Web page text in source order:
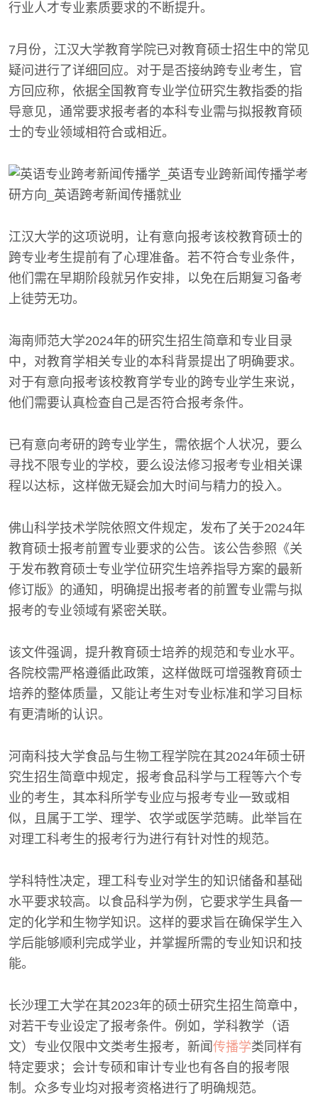
行业人才专业素质要求的不断提升。
7月份，江汉大学教育学院已对教育硕士招生中的常见
疑问进行了详细回应。对于是否接纳跨专业考生，官
方回应称，依据全国教育专业学位研究生教指委的指
导意见，通常要求报考者的本科专业需与拟报教育硕
士的专业领域相符合或相近。
江汉大学的这项说明，让有意向报考该校教育硕士的
跨专业考生提前有了心理准备。若不符合专业条件，
他们需在早期阶段就另作安排，以免在后期复习备考
上徒劳无功。
海南师范大学2024年的研究生招生简章和专业目录
中，对教育学相关专业的本科背景提出了明确要求。
对于有意向报考该校教育学专业的跨专业学生来说，
他们需要认真检查自己是否符合报考条件。
已有意向考研的跨专业学生，需依据个人状况，要么
寻找不限专业的学校，要么设法修习报考专业相关课
程以达标，这样做无疑会加大时间与精力的投入。
佛山科学技术学院依照文件规定，发布了关于2024年
教育硕士报考前置专业要求的公告。该公告参照《关
于发布教育硕士专业学位研究生培养指导方案的最新
修订版》的通知，明确提出报考者的前置专业需与拟
报考的专业领域有紧密关联。
该文件强调，提升教育硕士培养的规范和专业水平。
各院校需严格遵循此政策，这样做既可增强教育硕士
培养的整体质量，又能让考生对专业标准和学习目标
有更清晰的认识。
河南科技大学食品与生物工程学院在其2024年硕士研
究生招生简章中规定，报考食品科学与工程等六个专
业的考生，其本科所学专业应与报考专业一致或相
似，且属于工学、理学、农学或医学范畴。此举旨在
对理工科考生的报考行为进行有针对性的规范。
学科特性决定，理工科专业对学生的知识储备和基础
水平要求较高。以食品科学为例，它要求学生具备一
定的化学和生物学知识。这样的要求旨在确保学生入
学后能够顺利完成学业，并掌握所需的专业知识和技
能。
长沙理工大学在其2023年的硕士研究生招生简章中，
对若干专业设定了报考条件。例如，学科教学（语
文）专业仅限中文类考生报考，新闻 传播学类同样有
特定要求；会计专硕和审计专业也有各自的报考限
制。众多专业均对报考资格进行了明确规范。